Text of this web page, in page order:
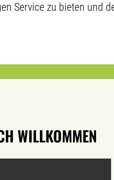
Service zu bieten und
WILLKOMMEN